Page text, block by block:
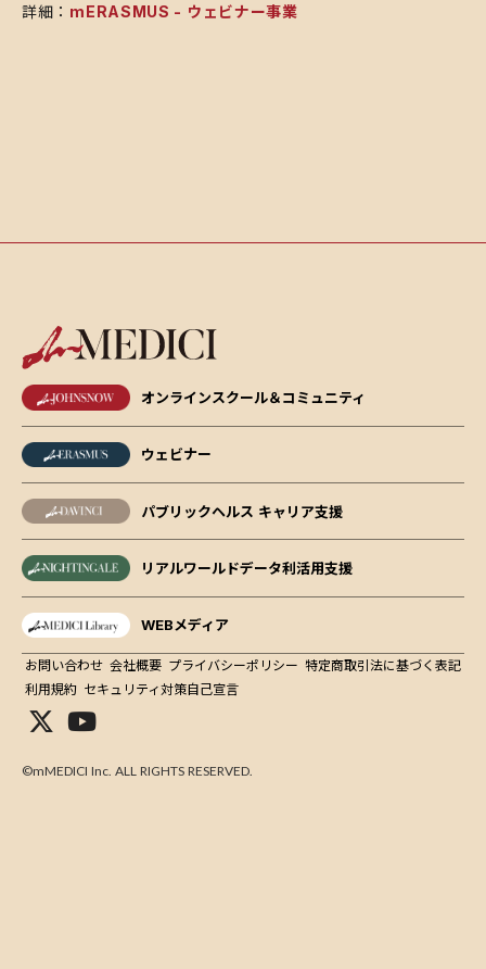
詳細： mERASMUS - ウェビナー事業
オンラインスクール＆コミュニティ
ウェビナー
パブリックヘルス キャリア支援
リアルワールドデータ利活用支援
WEBメディア
お問い合わせ 会社概要 プライバシーポリシー 特定商取引法に基づく表記
利用規約 セキュリティ対策自己宣言
©mMEDICI Inc. ALL RIGHTS RESERVED.